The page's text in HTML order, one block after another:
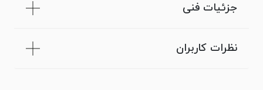
جزئیات فنی
نظرات کاربران